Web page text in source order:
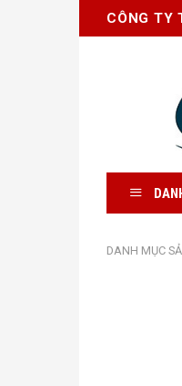
to
CÔNG TY
DANH MỤC